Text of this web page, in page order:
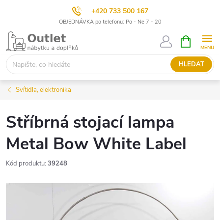
+420 733 500 167
OBJEDNÁVKA po telefonu: Po - Ne 7 - 20
Přejít
obsah
HLEDAT
NÁKUPNÍ
KOŠÍK
Svítidla, elektronika
Stříbrná stojací lampa
Metal Bow White Label
Kód produktu: 39248